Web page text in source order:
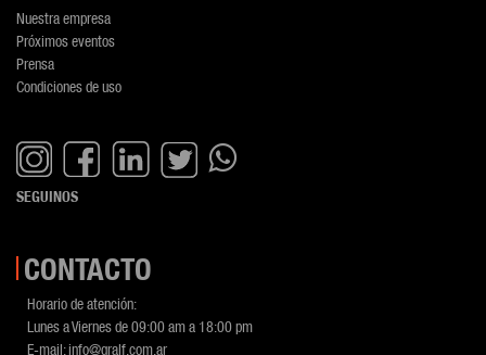
Nuestra empresa
Próximos eventos
Prensa
Condiciones de uso
SEGUINOS
CONTACTO
Horario de atención:
Lunes a Viernes de 09:00 am a 18:00 pm
E-mail:info@gralf.com.ar